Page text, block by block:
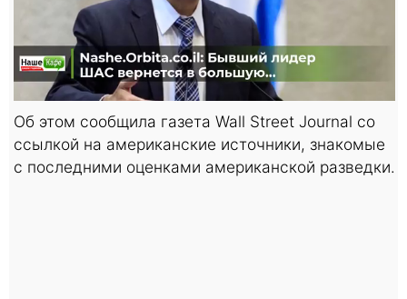
Об этом сообщила газета Wall Street Journal со
ссылкой на американские источники, знакомые
с последними оценками американской разведки.